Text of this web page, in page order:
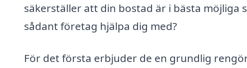
säkerställer att din bostad är i bästa möjliga
sådant företag hjälpa dig med?
För det första erbjuder de en grundlig